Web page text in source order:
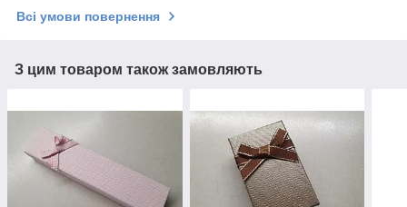
Всі умови повернення
З цим товаром також замовляють